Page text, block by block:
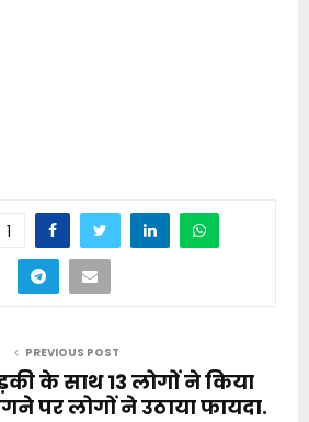
1
PREVIOUS POST
के साथ 13 लोगों ने किया
पर लोगों ने उठाया फायदा.